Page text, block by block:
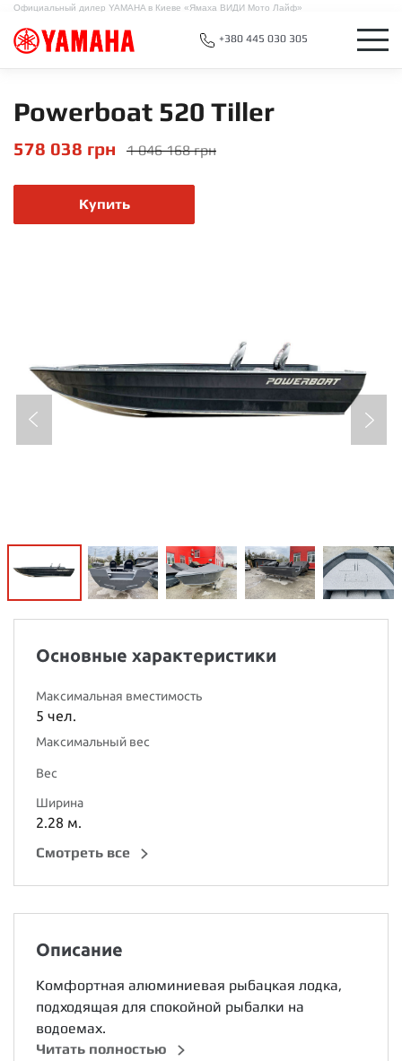
Официальный дилер YAMAHA в Киеве «Ямаха ВИДИ Мото Лайф»
+380 445 030 305
Powerboat 520 Tiller
578 038 грн 1 046 168грн
Купить
Основные характеристики
Максимальная вместимость
5 чел.
Максимальный вес
Вес
Ширина
2.28 м.
Cмотреть все
Описание
Комфортная алюминиевая рыбацкая лодка,
подходящая для спокойной рыбалки на
водоемах.
Читать полностью